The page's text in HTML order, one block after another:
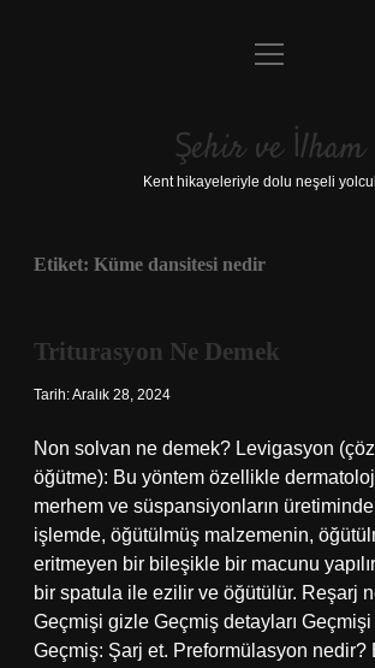
Anasayfa
Yasal Uyarı
menüyü
Şehir ve İlham
Kent hikayeleriyle dolu neşeli
Etiket: Küme dansitesi nedir
Triturasyon Ne Demek
Tarih: Aralık 28, 2024
Non solvan ne demek? Levigasyon
öğütme): Bu yöntem özellikle
merhem ve süspansiyonların üretiminde
işlemde, öğütülmüş malzemenin,
eritmeyen bir bileşikle bir macunu
bir spatula ile ezilir ve öğütülür. Reşarj
Geçmişi gizle Geçmiş detayları
Geçmiş: Şarj et. Preformülasyon nedir?